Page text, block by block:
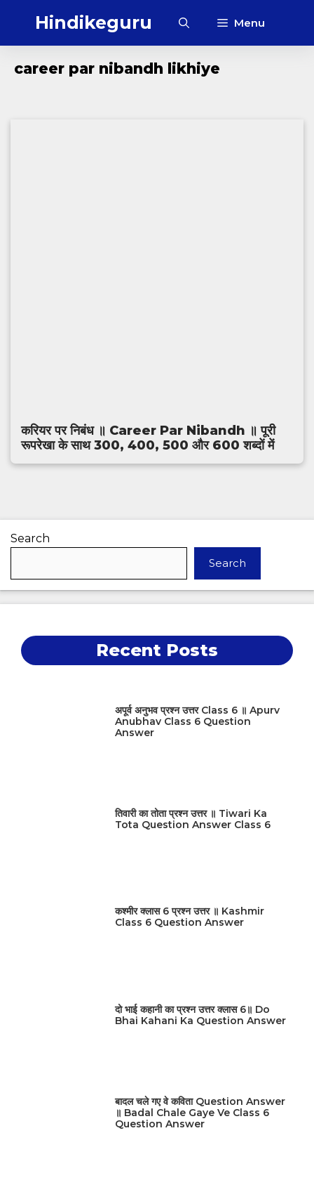
Hindikeguru Menu
career par nibandh likhiye
करियर पर निबंध ॥ Career Par Nibandh ॥ पूरी
रूपरेखा के साथ 300, 400, 500 और 600 शब्दों में
Search
Search
Recent Posts
अपूर्व अनुभव प्रश्न उत्तर Class 6 ॥ Apurv
Anubhav Class 6 Question
Answer
तिवारी का तोता प्रश्न उत्तर ॥ Tiwari Ka
Tota Question Answer Class 6
कश्मीर क्लास 6 प्रश्न उत्तर ॥ Kashmir
Class 6 Question Answer
दो भाई कहानी का प्रश्न उत्तर क्लास 6॥ Do
Bhai Kahani Ka Question Answer
बादल चले गए वे कविता Question Answer
॥ Badal Chale Gaye Ve Class 6
Question Answer